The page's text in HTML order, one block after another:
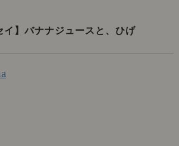
イ】バナナジュースと、ひげ